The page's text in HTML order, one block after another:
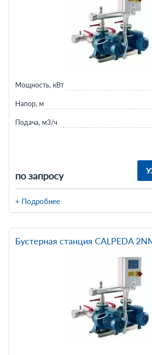
по запросу
Мощность, кВт
Напор, м
Подача, м3/ч
+ Подробнее
Бустерная станция CALPEDA